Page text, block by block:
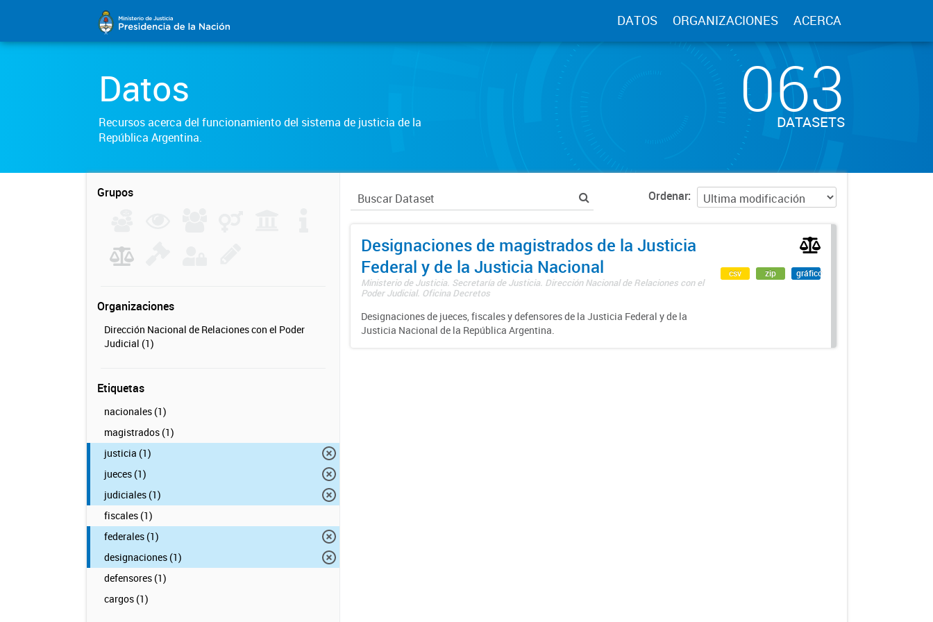
DATOS ORGANIZACIONES ACERCA
Datos
Recursos acerca del funcionamiento del sistema de justicia de la
República Argentina.
063
DATASETS
Grupos
Organizaciones
Dirección Nacional de Relaciones con el Poder
Judicial (1)
Etiquetas
nacionales (1)
magistrados (1)
justicia (1)
jueces (1)
judiciales (1)
fiscales (1)
federales (1)
designaciones (1)
defensores (1)
cargos (1)
Ordenar
Designaciones de magistrados de la Justicia
Federal y de la Justicia Nacional
Ministerio de Justicia. Secretaría de Justicia. Dirección Nacional de Relaciones con el
Poder Judicial. Oficina Decretos
Designaciones de jueces, fiscales y defensores de la Justicia Federal y de la
Justicia Nacional de la República Argentina.
csv zip gráfico